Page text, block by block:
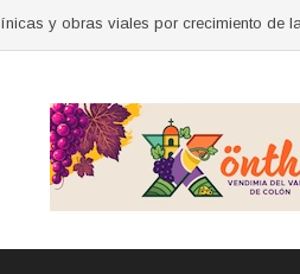
mujeres en Huimilpan